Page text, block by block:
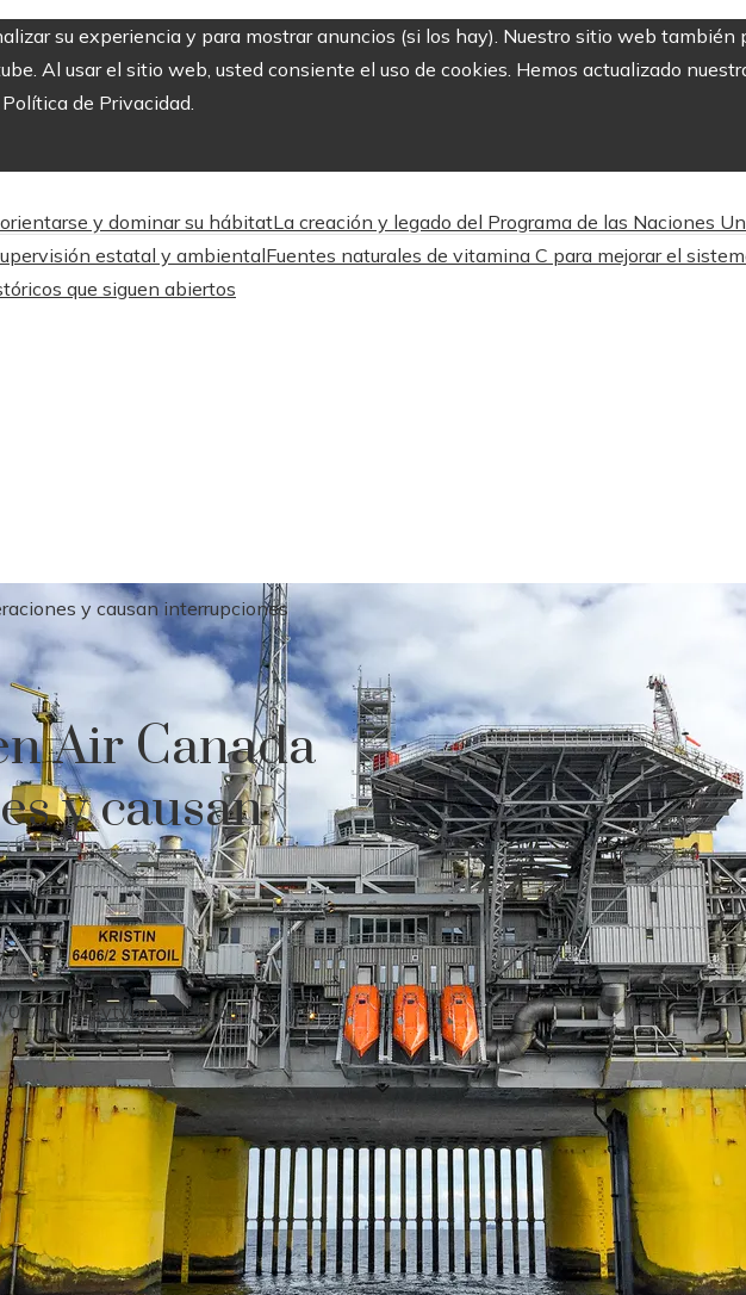
su experiencia y para mostrar anuncios (si los hay). Nuestro sitio web también
Al usar el sitio web, usted consiente el uso de cookies. Hemos actualizado
de Privacidad.
y dominar su hábitatLa creación y legado del Programa de las Naciones
estatal y ambientalFuentes naturales de vitamina C para mejorar el
que siguen abiertos
y causan interrupciones
Air Canada
y causan